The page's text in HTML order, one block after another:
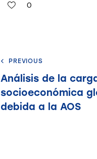
0
PREVIOUS
Análisis de la
socioeconómica
debida a la AOS